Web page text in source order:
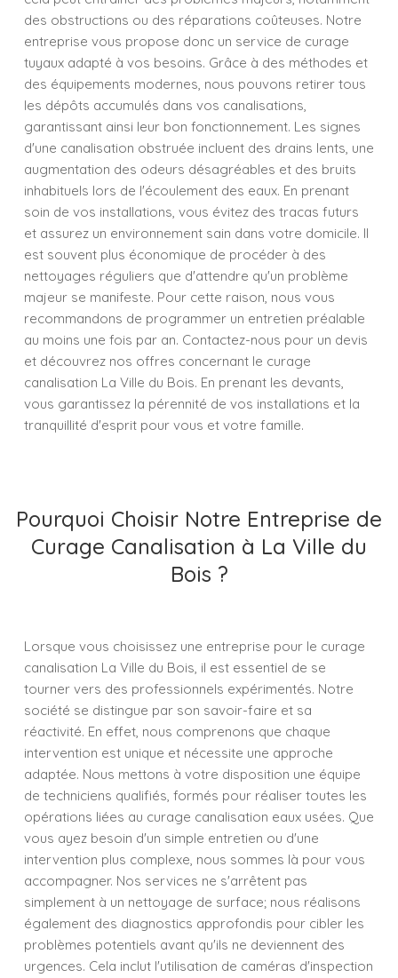
des obstructions ou des réparations coûteuses. Notre
entreprise vous propose donc un service de curage
tuyaux adapté à vos besoins. Grâce à des méthodes et
des équipements modernes, nous pouvons retirer tous
les dépôts accumulés dans vos canalisations,
garantissant ainsi leur bon fonctionnement. Les signes
d'une canalisation obstruée incluent des drains lents, une
augmentation des odeurs désagréables et des bruits
inhabituels lors de l'écoulement des eaux. En prenant
soin de vos installations, vous évitez des tracas futurs
et assurez un environnement sain dans votre domicile. Il
est souvent plus économique de procéder à des
nettoyages réguliers que d'attendre qu'un problème
majeur se manifeste. Pour cette raison, nous vous
recommandons de programmer un entretien préalable
au moins une fois par an. Contactez-nous pour un devis
et découvrez nos offres concernant le curage
canalisation La Ville du Bois. En prenant les devants,
vous garantissez la pérennité de vos installations et la
tranquillité d'esprit pour vous et votre famille.
Pourquoi Choisir Notre Entreprise de
Curage Canalisation à La Ville du
Bois ?
Lorsque vous choisissez une entreprise pour le curage
canalisation La Ville du Bois, il est essentiel de se
tourner vers des professionnels expérimentés. Notre
société se distingue par son savoir-faire et sa
réactivité. En effet, nous comprenons que chaque
intervention est unique et nécessite une approche
adaptée. Nous mettons à votre disposition une équipe
de techniciens qualifiés, formés pour réaliser toutes les
opérations liées au curage canalisation eaux usées. Que
vous ayez besoin d'un simple entretien ou d'une
intervention plus complexe, nous sommes là pour vous
accompagner. Nos services ne s'arrêtent pas
simplement à un nettoyage de surface; nous réalisons
également des diagnostics approfondis pour cibler les
problèmes potentiels avant qu'ils ne deviennent des
urgences. Cela inclut l'utilisation de caméras d'inspection